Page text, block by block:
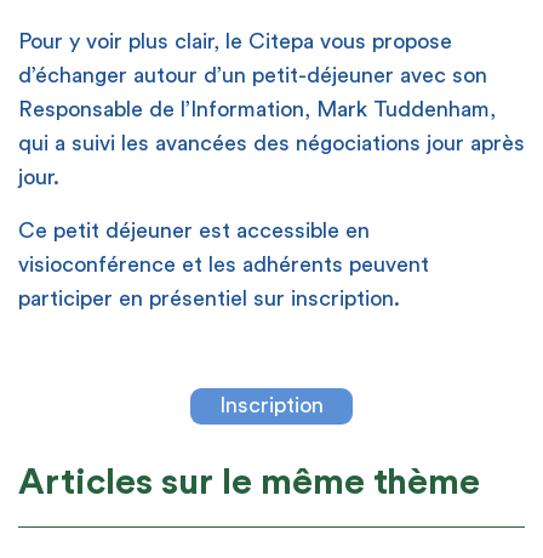
Pour y voir plus clair, le Citepa vous propose
d’échanger autour d’un petit-déjeuner avec son
Responsable de l’Information, Mark Tuddenham,
qui a suivi les avancées des négociations jour après
jour.
Ce petit déjeuner est accessible en
visioconférence et les adhérents peuvent
participer en présentiel sur inscription.
Inscription
Articles sur le même thème